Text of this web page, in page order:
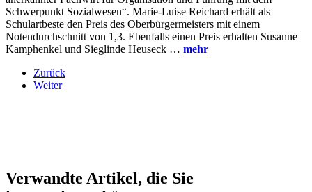
Schwerpunkt Sozialwesen“. Marie-Luise Reichard erhält als
Schulartbeste den Preis des Oberbürgermeisters mit einem
Notendurchschnitt von 1,3. Ebenfalls einen Preis erhalten Susanne
Kamphenkel und Sieglinde Heuseck … mehr
Zurück
Weiter
Verwandte Artikel, die Sie